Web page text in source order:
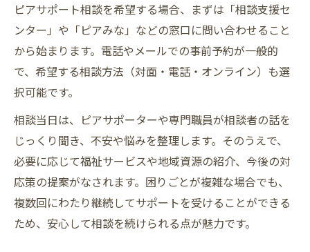
ピアサポート相談を希望する場合、まずは「相談支援セ
ンター」や「ピアみな」などの窓口に問い合わせること
から始まります。電話やメールでの事前予約が一般的
で、希望する相談方法（対面・電話・オンライン）も選
択可能です。
相談当日は、ピアサポーターや専門職員が相談者の話を
じっくり聞き、不安や悩みを整理します。そのうえで、
必要に応じて福祉サービスや地域資源の紹介、今後の対
応策の提案がなされます。困りごとが複雑な場合でも、
複数回にわたり継続してサポートを受けることができる
ため、安心して相談を続けられる点が魅力です。